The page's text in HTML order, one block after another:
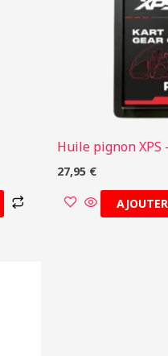
Huile pignon XPS
27,95 €